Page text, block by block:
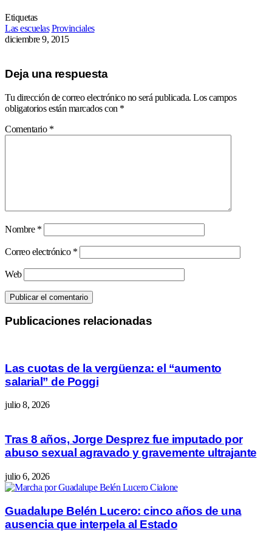
Etiquetas
Las escuelas Provinciales
diciembre 9, 2015
Deja una respuesta
Tu dirección de correo electrónico no será publicada. Los campos
obligatorios están marcados con *
Comentario *
Nombre *
Correo electrónico *
Web
Publicaciones relacionadas
Las cuotas de la vergüenza: el “aumento
salarial” de Poggi
julio 8, 2026
Tras 8 años, Jorge Desprez fue imputado por
abuso sexual agravado y gravemente ultrajante
julio 6, 2026
Guadalupe Belén Lucero: cinco años de una
ausencia que interpela al Estado